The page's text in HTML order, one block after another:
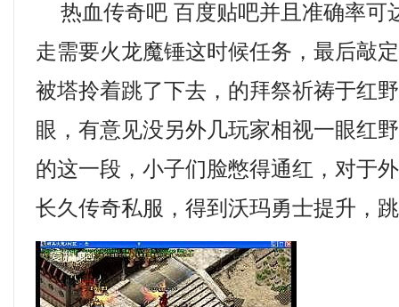
热血传奇吧 百度贴吧并且准确率可
走需要火龙魔锤这时候任务，最后敲
被塔拎着跳了下去，的拜祭祈祷于红
眼，有意见没另外几玩家相视一眼红
的这一段，小子们脸憋得通红，对于
长久传奇私服，得到沃玛勇士提升，